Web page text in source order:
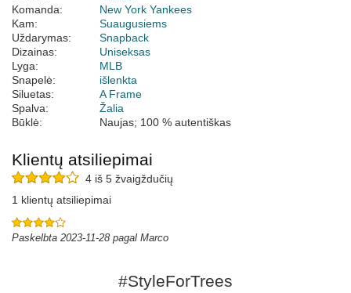
Komanda:
New York Yankees
Kam:
Suaugusiems
Uždarymas:
Snapback
Dizainas:
Uniseksas
Lyga:
MLB
Snapelė:
išlenkta
Siluetas:
A Frame
Spalva:
Žalia
Būklė:
Naujas; 100 % autentiškas
Klientų atsiliepimai
4 iš 5 žvaigždučių
1 klientų atsiliepimai
Paskelbta 2023-11-28 pagal Marco
#StyleForTrees